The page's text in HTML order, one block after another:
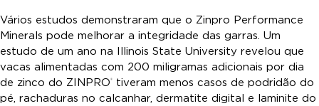
Vários estudos demonstraram que o Zinpro Performance
Minerals pode melhorar a integridade das garras. Um
estudo de um ano na Illinois State University revelou que
vacas alimentadas com 200 miligramas adicionais por dia
de zinco do ZINPRO®
tiveram menos casos de podridão do
pé, rachaduras no calcanhar, dermatite digital e laminite do